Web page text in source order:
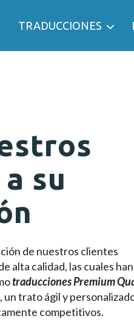
TRADUCCIONES
su
de nuestros clientes
alta calidad, las cuales
traducciones Premium
trato ágil y
competitivos.